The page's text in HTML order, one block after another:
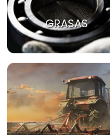
GRASAS